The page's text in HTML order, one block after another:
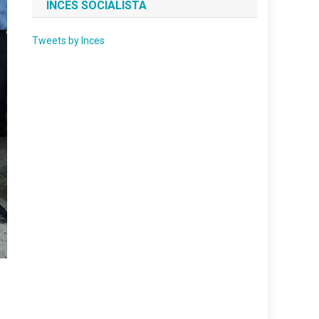
INCES SOCIALISTA
Tweets by Inces